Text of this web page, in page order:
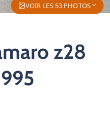
VOIR LES 53 PHOTOS
z28